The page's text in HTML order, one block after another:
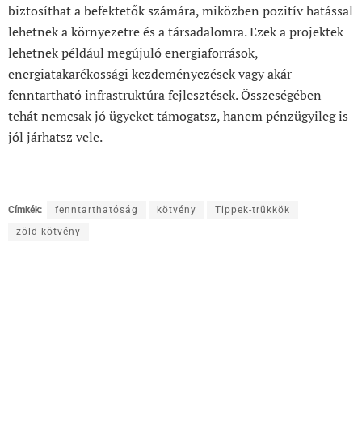
biztosíthat a befektetők számára, miközben pozitív hatással
lehetnek a környezetre és a társadalomra. Ezek a projektek
lehetnek például megújuló energiaforrások,
energiatakarékossági kezdeményezések vagy akár
fenntartható infrastruktúra fejlesztések. Összeségében
tehát nemcsak jó ügyeket támogatsz, hanem pénzügyileg is
jól járhatsz vele.
Címkék: fenntarthatóság kötvény
Tippek-trükkök
zöld kötvény